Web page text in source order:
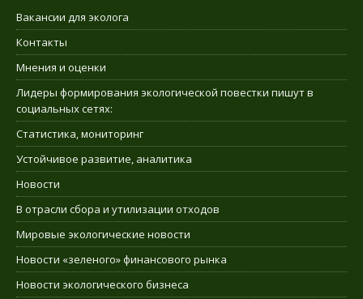
Вакансии для эколога
Контакты
Мнения и оценки
Лидеры формирования экологической повестки пишут в
социальных сетях:
Статистика, мониторинг
Устойчивое развитие, аналитика
Новости
В отрасли сбора и утилизации отходов
Мировые экологические новости
Новости «зеленого» финансового рынка
Новости экологического бизнеса